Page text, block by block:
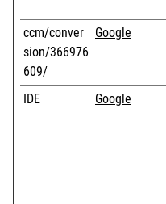
ccm/conver
sion/366976
609/
Google
IDE Google